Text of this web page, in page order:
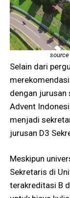
source
Selain dari
dengan jurusan
Advent
menjadi
jurusan D3
Meskipun
Sekretaris di
terakreditasi B